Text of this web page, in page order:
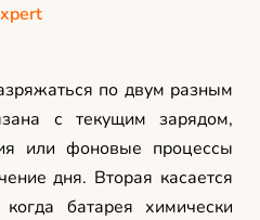
по двум разным
с текущим зарядом,
или фоновые процессы
дня. Вторая касается
когда батарея химически